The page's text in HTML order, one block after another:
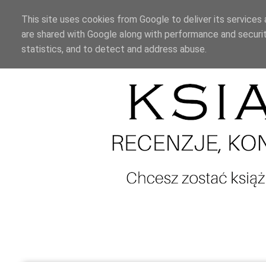
This site uses cookies from Google to deliver its
are shared with Google along with performance and
statistics, and to detect and address abuse.